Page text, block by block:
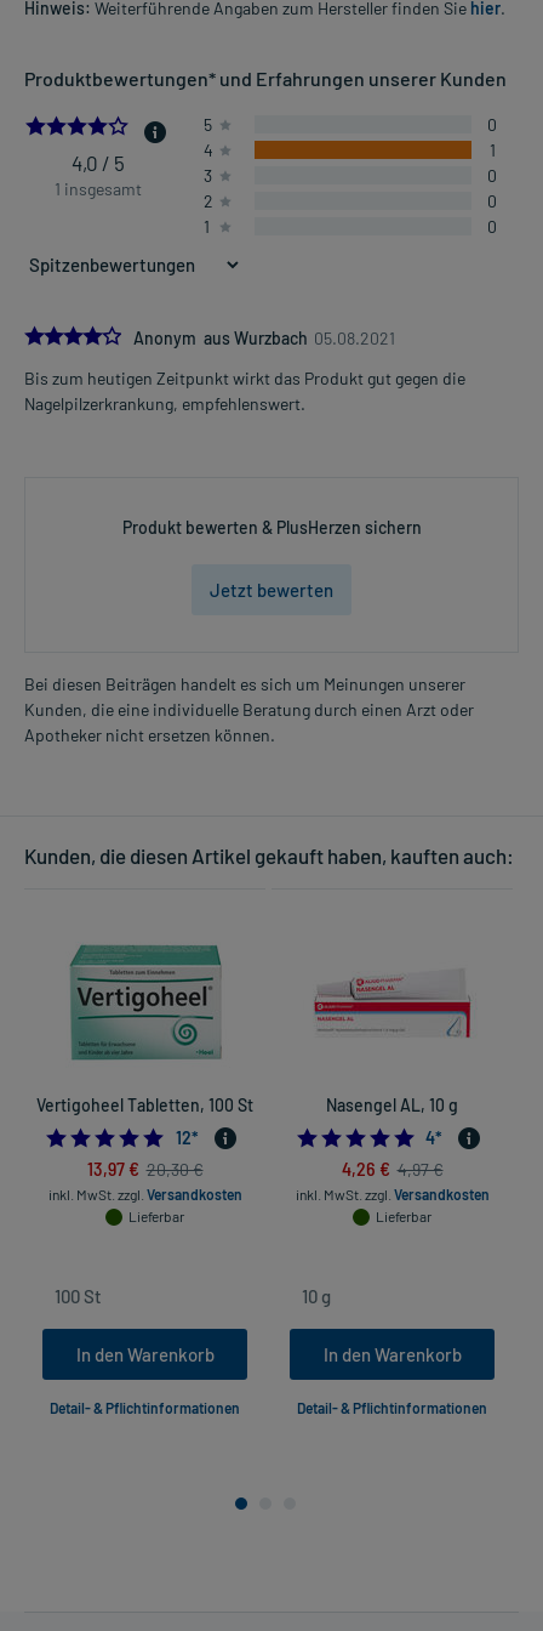
Hinweis: Weiterführende Angaben zum Hersteller finden Sie hier.
Produktbewertungen* und Erfahrungen unserer Kunden
4.0
4,0 / 5
1 insgesamt
5
0
4
1
3
0
2
0
1
0
4.0Anonym aus Wurzbach 05.08.2021
Bis zum heutigen Zeitpunkt wirkt das Produkt gut gegen die
Nagelpilzerkrankung, empfehlenswert.
Produkt bewerten & PlusHerzen sichern
Jetzt bewerten
Bei diesen Beiträgen handelt es sich um Meinungen unserer
Kunden, die eine individuelle Beratung durch einen Arzt oder
Apotheker nicht ersetzen können.
Kunden, die diesen Artikel gekauft haben, kauften auch:
Vertigoheel Tabletten, 100 St
4.75
12*
13,97 € 20,30 €
inkl. MwSt. zzgl. Versandkosten
Lieferbar
In den Warenkorb
Detail- & Pflichtinformationen
Nasengel AL, 10 g
5.0
4*
4,26 € 4,97 €
inkl. MwSt. zzgl. Versandkosten
Lieferbar
In den Warenkorb
Detail- & Pflichtinformationen